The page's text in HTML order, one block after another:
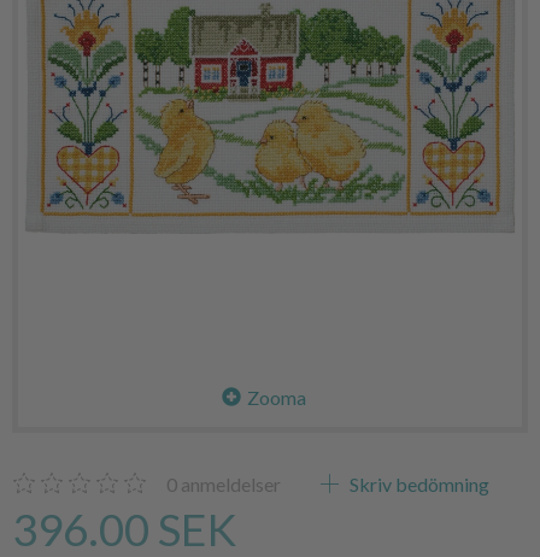
Zooma
0 anmeldelser Skriv bedömning
396.00 SEK